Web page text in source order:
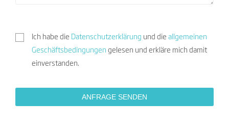
Ich habe die Datenschutzerklärung und die allgemeinen
Geschäftsbedingungen gelesen und erkläre mich damit
einverstanden.